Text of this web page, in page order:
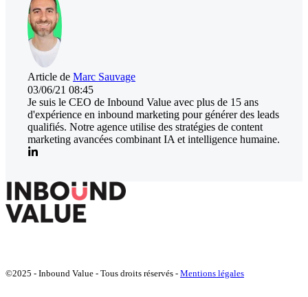
Article de Marc Sauvage
03/06/21 08:45
Je suis le CEO de Inbound Value avec plus de 15 ans
d'expérience en inbound marketing pour générer des leads
qualifiés. Notre agence utilise des stratégies de content
marketing avancées combinant IA et intelligence humaine.
©2025 - Inbound Value - Tous droits réservés - Mentions légales